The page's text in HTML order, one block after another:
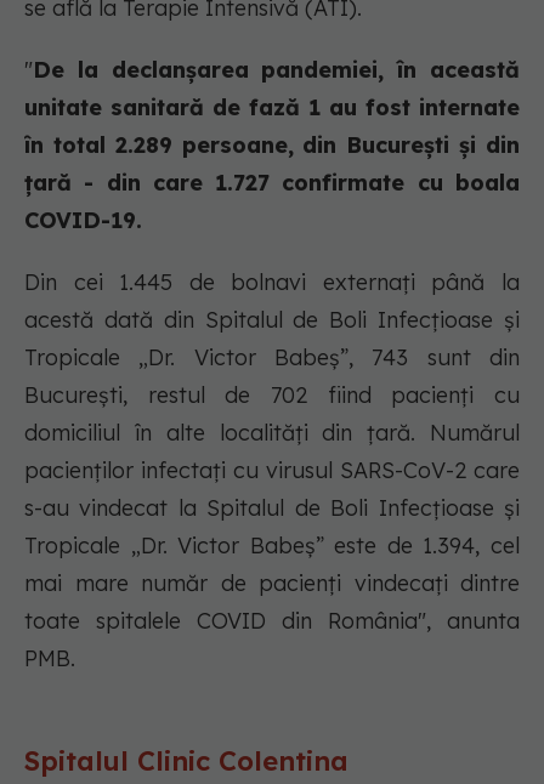
se află la Terapie Intensivă (ATI).
"De la declanșarea pandemiei, în această
unitate sanitară de fază 1 au fost internate
în total 2.289 persoane, din București și din
țară - din care 1.727 confirmate cu boala
COVID-19.
Din cei 1.445 de bolnavi externați până la
acestă dată din Spitalul de Boli Infecțioase și
Tropicale „Dr. Victor Babeș”, 743 sunt din
București, restul de 702 fiind pacienți cu
domiciliul în alte localități din țară. Numărul
pacienților infectați cu virusul SARS-CoV-2 care
s-au vindecat la Spitalul de Boli Infecțioase și
Tropicale „Dr. Victor Babeș” este de 1.394, cel
mai mare număr de pacienți vindecați dintre
toate spitalele COVID din România", anunta
PMB.
Spitalul Clinic Colentina